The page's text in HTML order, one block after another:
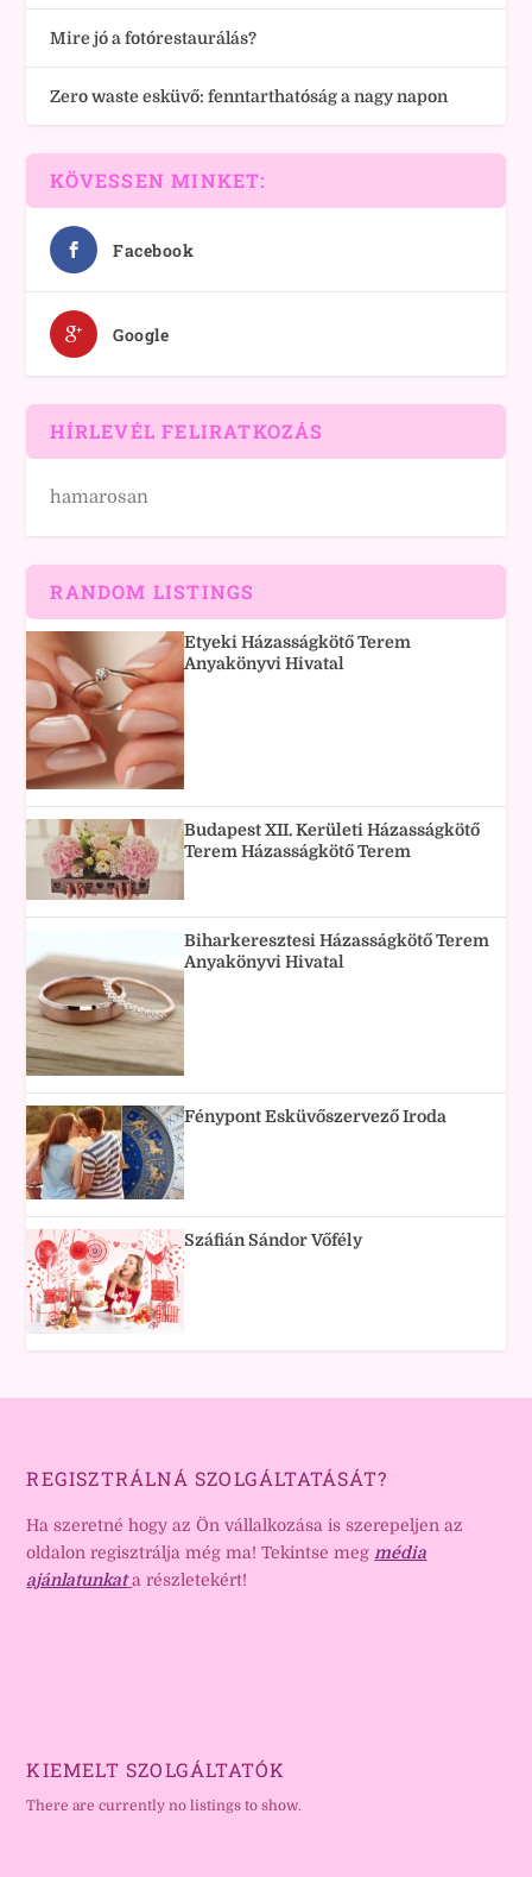
Mire jó a fotórestaurálás?
Zero waste esküvő: fenntarthatóság a nagy napon
KÖVESSEN MINKET:
Facebook
Google
HÍRLEVÉL FELIRATKOZÁS
hamarosan
RANDOM LISTINGS
Etyeki Házasságkötő Terem
Anyakönyvi Hivatal
Budapest XII. Kerületi Házasságkötő
Terem Házasságkötő Terem
Biharkeresztesi Házasságkötő Terem
Anyakönyvi Hivatal
Fénypont Esküvőszervező Iroda
Száfián Sándor Vőfély
REGISZTRÁLNÁ SZOLGÁLTATÁSÁT?
Ha szeretné hogy az Ön vállalkozása is szerepeljen az
oldalon regisztrálja még ma! Tekintse meg média
ajánlatunkat a részletekért!
KIEMELT SZOLGÁLTATÓK
There are currently no listings to show.